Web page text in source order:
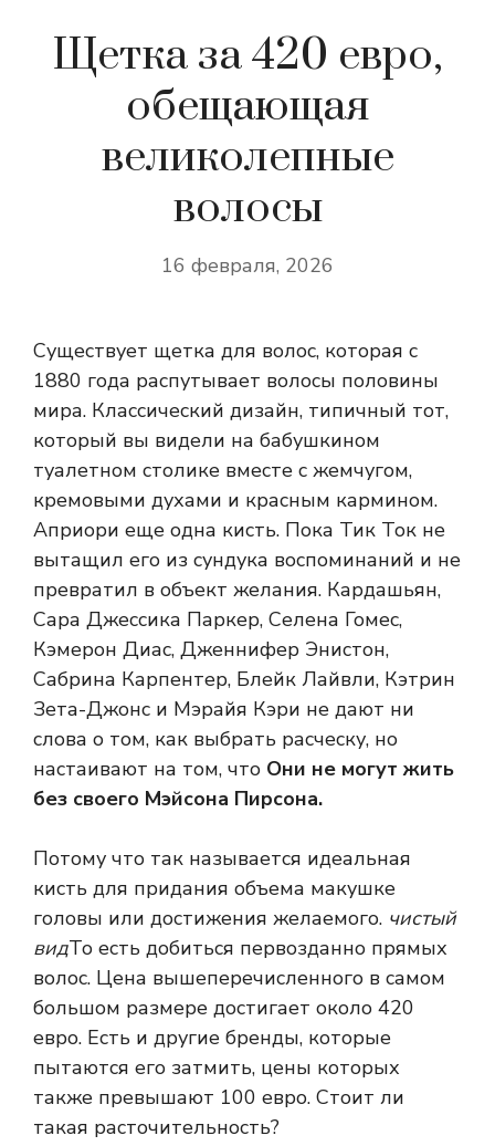
Щетка за 420 евро,
обещающая
великолепные
волосы
16 февраля, 2026
Существует щетка для волос, которая с
1880 года распутывает волосы половины
мира. Классический дизайн, типичный тот,
который вы видели на бабушкином
туалетном столике вместе с жемчугом,
кремовыми духами и красным кармином.
Априори еще одна кисть. Пока Тик Ток не
вытащил его из сундука воспоминаний и не
превратил в объект желания. Кардашьян,
Сара Джессика Паркер, Селена Гомес,
Кэмерон Диас, Дженнифер Энистон,
Сабрина Карпентер, Блейк Лайвли, Кэтрин
Зета-Джонс и Мэрайя Кэри не дают ни
слова о том, как выбрать расческу, но
настаивают на том, что Они не могут жить
без своего Мэйсона Пирсона.
Потому что так называется идеальная
кисть для придания объема макушке
головы или достижения желаемого. чистый
видТо есть добиться первозданно прямых
волос. Цена вышеперечисленного в самом
большом размере достигает около 420
евро. Есть и другие бренды, которые
пытаются его затмить, цены которых
также превышают 100 евро. Стоит ли
такая расточительность?